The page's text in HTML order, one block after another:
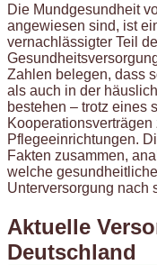
Die Mundgesundheit
angewiesen sind, ist
vernachlässigter Teil
Zahlen belegen, dass
als auch in der
bestehen – trotz eines
Pflegeeinrichtungen.
Fakten zusammen,
welche
Unterversorgung nach
Aktuelle
Deutschland